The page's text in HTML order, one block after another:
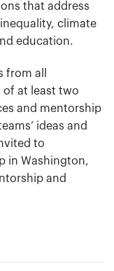
that address
climate
education.
all
of at least two
and mentorship
ideas and
to
in Washington,
and